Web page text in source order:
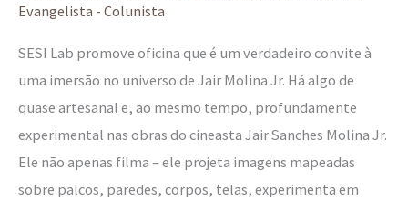
Evangelista - Colunista
SESI Lab promove oficina que é um verdadeiro convite à
uma imersão no universo de Jair Molina Jr. Há algo de
quase artesanal e, ao mesmo tempo, profundamente
experimental nas obras do cineasta Jair Sanches Molina Jr.
Ele não apenas filma – ele projeta imagens mapeadas
sobre palcos, paredes, corpos, telas, experimenta em
sai